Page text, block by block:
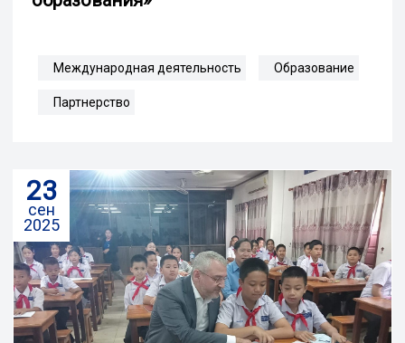
Международная деятельность Образование
Партнерство
23
сен
2025